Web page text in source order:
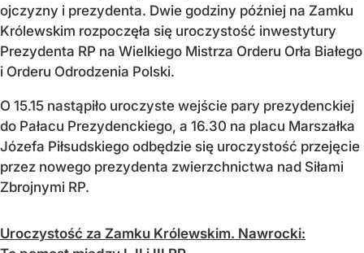
ojczyzny i prezydenta. Dwie godziny później na Zamku
Królewskim rozpoczęła się uroczystość inwestytury
Prezydenta RP na Wielkiego Mistrza Orderu Orła Białego
i Orderu Odrodzenia Polski.
O 15.15 nastąpiło uroczyste wejście pary prezydenckiej
do Pałacu Prezydenckiego, a 16.30 na placu Marszałka
Józefa Piłsudskiego odbędzie się uroczystość przejęcie
przez nowego prezydenta zwierzchnictwa nad Siłami
Zbrojnymi RP.
Uroczystość za Zamku Królewskim. Nawrocki: